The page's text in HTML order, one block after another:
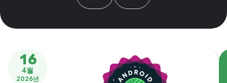
16
4월
2026년